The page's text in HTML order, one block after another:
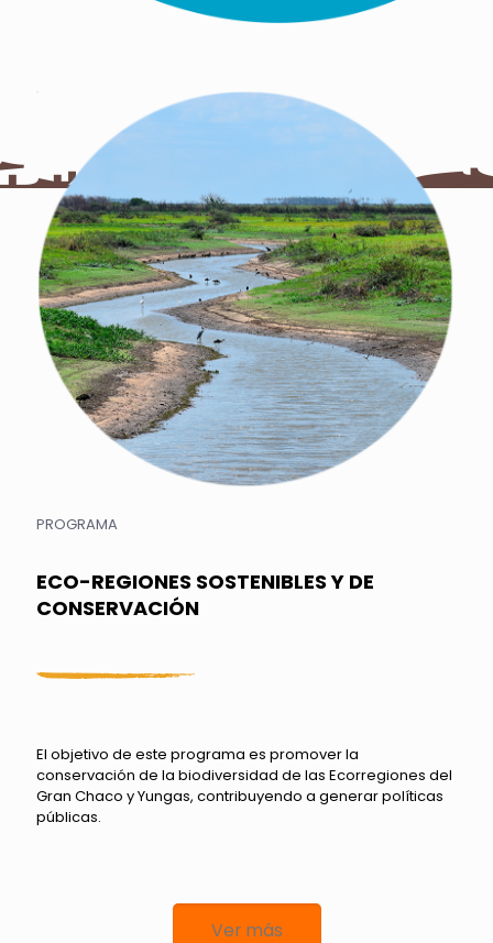
PROGRAMA
ECO-REGIONES SOSTENIBLES Y DE
CONSERVACIÓN
El objetivo de este programa es promover la
conservación de la biodiversidad de las Ecorregiones del
Gran Chaco y Yungas, contribuyendo a generar políticas
públicas.
Ver más